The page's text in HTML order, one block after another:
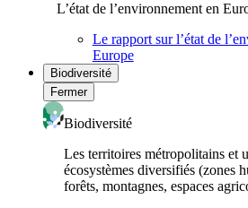
L’état de l’environnement en
Le rapport sur l’état de
Europe
Biodiversité
Fermer
Biodiversité
Les territoires métropolitains et
écosystèmes diversifiés (zones
forêts, montagnes, espaces